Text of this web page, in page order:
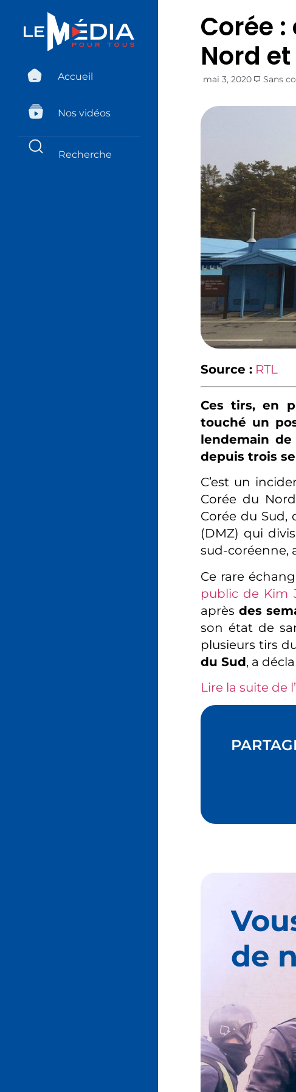
Accueil
Nos vidéos
Corée
Nord
mai 3, 2020 Sans
Source : RTL
Ces tirs, en
touché un
lendemain
depuis trois
C’est un
Corée du
Corée du Sud,
(DMZ) qui
sud-coréenne,
Ce rare
public de Kim
après des
son état de
plusieurs tirs
du Sud, a
Lire la suite de
de